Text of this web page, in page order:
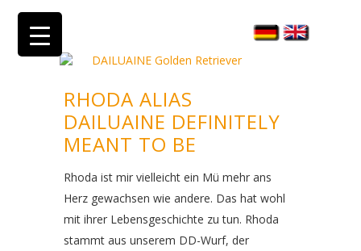
RHODA ALIAS
DAILUAINE DEFINITELY
MEANT TO BE
Rhoda ist mir vielleicht ein Mü mehr ans
Herz gewachsen wie andere. Das hat wohl
mit ihrer Lebensgeschichte zu tun. Rhoda
stammt aus unserem DD-Wurf, der